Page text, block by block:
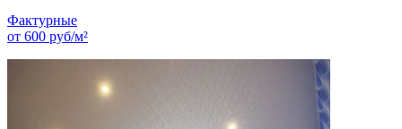
Фактурные
от 600 руб/м²